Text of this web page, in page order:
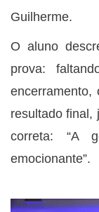
Guilherme.
O aluno
prova:
encerramento,
resultado final,
correta: “A
emocionante”.